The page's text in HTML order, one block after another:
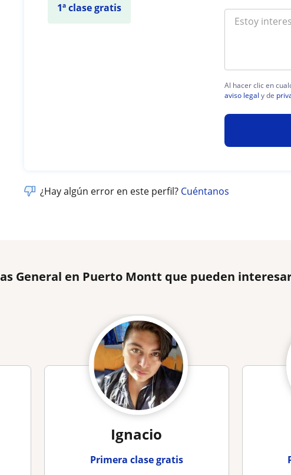
1ª clase gratis
Al hacer clic en
aviso legal y de
¿Hay algún error en este perfil? Cuéntanos
General en Puerto Montt que pueden
Ignacio
Primera clase gratis